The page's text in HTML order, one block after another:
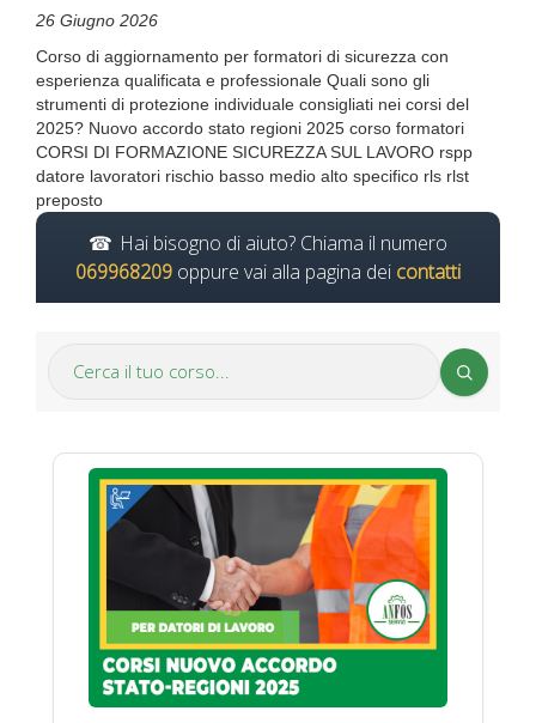
26 Giugno 2026
Corso di aggiornamento per formatori di sicurezza con
esperienza qualificata e professionale Quali sono gli
strumenti di protezione individuale consigliati nei corsi del
2025? Nuovo accordo stato regioni 2025 corso formatori
CORSI DI FORMAZIONE SICUREZZA SUL LAVORO rspp
datore lavoratori rischio basso medio alto specifico rls rlst
preposto
Hai bisogno di aiuto? Chiama il numero
069968209 oppure vai alla pagina dei contatti